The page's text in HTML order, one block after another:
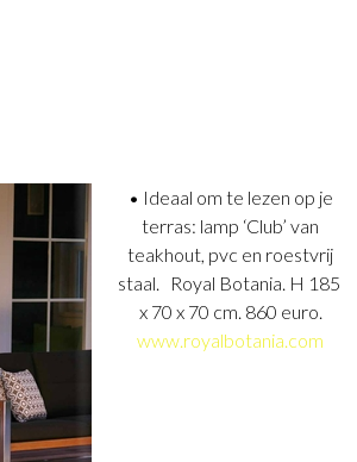
• Ideaal om te lezen op je
terras: lamp ‘Club’ van
teakhout, pvc en roestvrij
staal. Royal Botania. H 185
x 70 x 70 cm. 860 euro.
www.royalbotania.com